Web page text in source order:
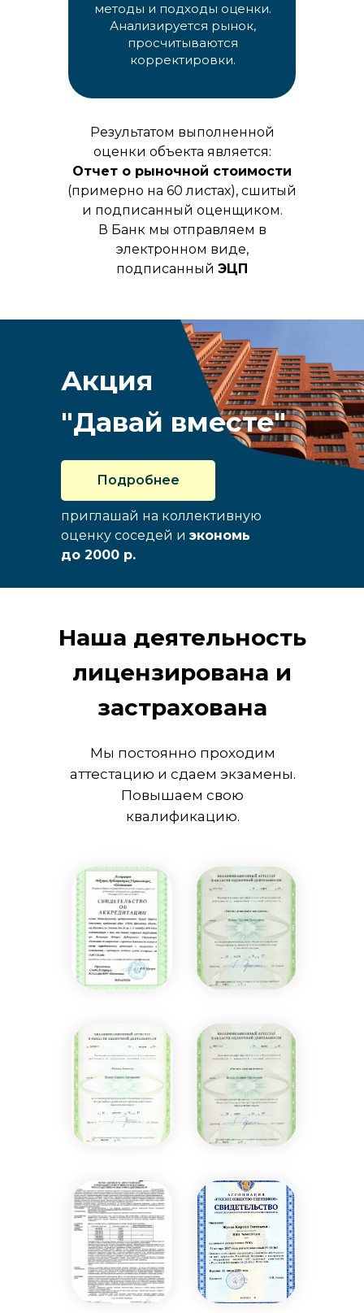
методы и подходы оценки.
Анализируется рынок,
просчитываются
корректировки.
Результатом выполненной
оценки объекта является:
Отчет о рыночной стоимости
(примерно на 60 листах), сшитый
и подписанный оценщиком.
В Банк мы отправляем в
электронном виде,
подписанный ЭЦП
Подробнее
приглашай на коллективную
оценку соседей и экономь
до 2000 р.
Акция
"Давай вместе"
Наша деятельность
лицензирована и
застрахована
Мы постоянно проходим
аттестацию и сдаем экзамены.
Повышаем свою
квалификацию.
Мы Федеральная
у нас10 офисов
по всей стране, и
мы постоянно